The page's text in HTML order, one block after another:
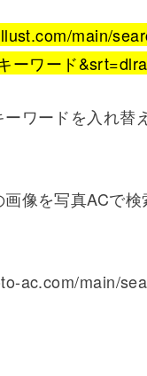
main/
ーワード
ワードを入れ替
像を写真ACで検
ac.com/main/